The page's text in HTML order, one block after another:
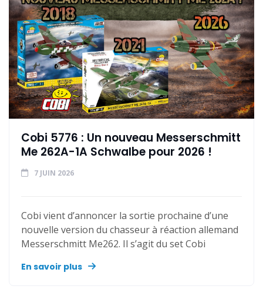
Cobi 5776 : Un nouveau Messerschmitt
Me 262A-1A Schwalbe pour 2026 !
7 JUIN 2026
Cobi vient d’annoncer la sortie prochaine d’une
nouvelle version du chasseur à réaction allemand
Messerschmitt Me262. Il s’agit du set Cobi
En savoir plus